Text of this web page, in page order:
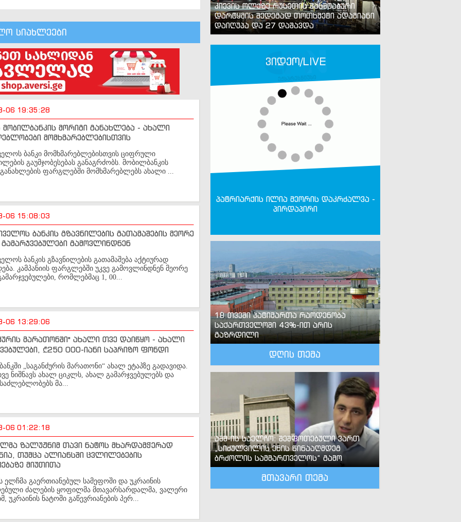
სიახლეები
06 19:35:28
მობილბანკის მორიგი განახლება - ახალი
მომხმარებლებისთვის
ბანკი მომხმარებლებისთვის ციფრული
გაუმჯობესებას განაგრძობს. მობილბანკის
ფარგლებში მომხმარებლებს ახალი ...
06 15:08:03
ბანკის გზავნილების გათამაშების მეორე
გამარჯვებულები გამოვლინდნენ
ბანკის გზავნილების გათამაშება აქტიურად
კამპანიის ფარგლებში უკვე გამოვლინდნენ მეორე
რომლებმაც 1, 00...
06 13:29:06
მარათონში" ახალი თვე დაიწყო - ახალი
₾250 000-იანი საპრიზო ფონდი
„საგანძურის მარათონი“ ახალ ეტაპზე გადავიდა.
ნიშნავს ახალ ციკლს, ახალ გამარჯვებულებს და
მა...
06 01:22:18
ზალუჟნიმ თავი ნატოს მხარდამჭერად
თუმცა ალიანსში ცვლილებების
მიუთითა
ელჩმა გაერთიანებულ სამეფოში და უკრაინის
ძალების ყოფილმა მთავარსარდალმა, ვალერი
უკრაინის ნატოში გაწევრიანების პერ...
კიევის ოლქზე რუსეთის მასშტაბური
დარტყმის შედეგად თოთხმეტი ადამიანი
დაიღუპა და 27 დაშავდა
ვიდეო/LIVE
პატრიარქის ილია მეორის დაკრძალვა -
პირდაპირი
18 თვეში პატიმართა რაოდენობა
საქართველოში 43%-ით არის
გაზრდილი
დღის თემა
აშშ-ის საელჩო: შეშფოთებული ვართ
„სიძულვილის ენის წინააღმდეგ
ბრძოლის სამმართველოს“ გამო
მთავარი თემა